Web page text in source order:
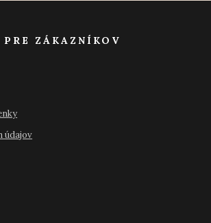
ZÁKAZNÍKOV
údajov